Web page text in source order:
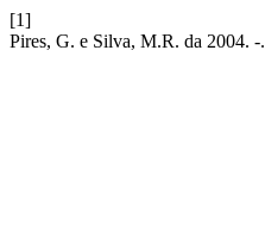
[1]
Pires, G. e Silva, M.R. da 2004. -.